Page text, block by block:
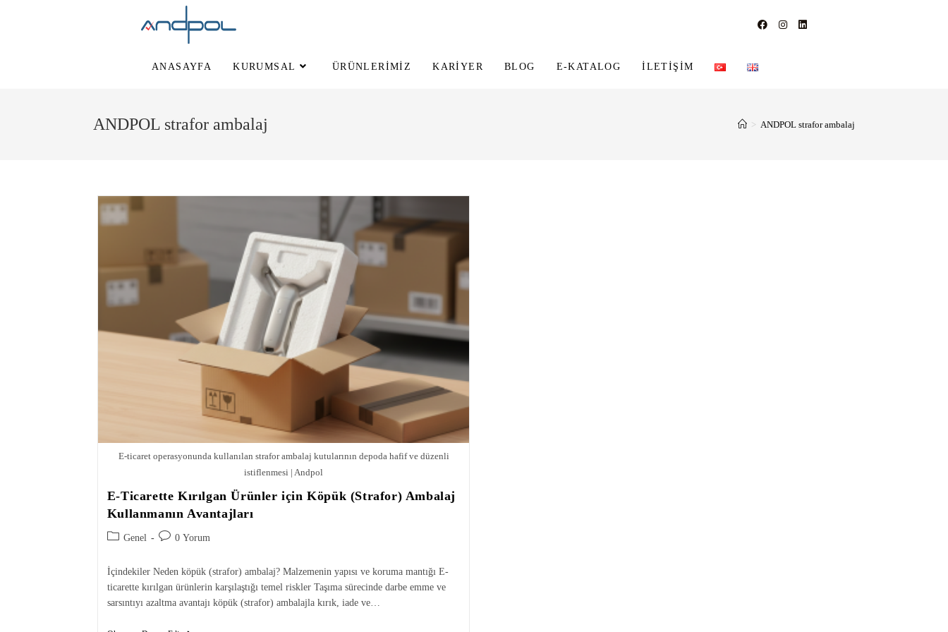
ANASAYFA KURUMSAL ÜRÜNLERIMIZ KARIYER BLOG E-KATALOG İLETIŞIM
ANDPOL strafor ambalaj > ANDPOL strafor ambalaj
E-ticaret operasyonunda kullanılan strafor ambalaj kutularının depoda hafif ve düzenli
istiflenmesi | Andpol
E-Ticarette Kırılgan Ürünler için Köpük (Strafor) Ambalaj
Kullanmanın Avantajları
Genel 0 Yorum
İçindekiler Neden köpük (strafor) ambalaj? Malzemenin yapısı ve koruma mantığı E-
ticarette kırılgan ürünlerin karşılaştığı temel riskler Taşıma sürecinde darbe emme ve
sarsıntıyı azaltma avantajı köpük (strafor) ambalajla kırık, iade ve…